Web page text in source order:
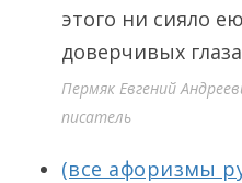
этого ни сияло
доверчивых
Пермяк Евгений
писатель
(все афоризмы